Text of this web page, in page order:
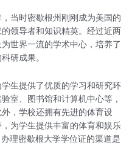
当时密歇根州刚刚成为美国的
领导者和知识精英。经过近两
世界一流的学术中心，培养了
研成果。
生提供了优质的学习和研究环
室、图书馆和计算机中心等，
，学校还拥有先进的体育设
为学生提供丰富的体育和娱乐
理密歇根大学学位证的渠道是